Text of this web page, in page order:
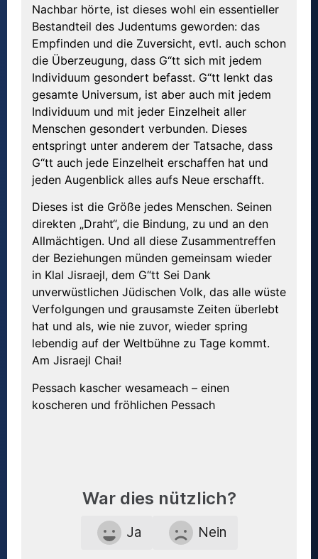
Nachbar hörte, ist dieses wohl ein essentieller
Bestandteil des Judentums geworden: das
Empfinden und die Zuversicht, evtl. auch schon
die Überzeugung, dass G“tt sich mit jedem
Individuum gesondert befasst. G“tt lenkt das
gesamte Universum, ist aber auch mit jedem
Individuum und mit jeder Einzelheit aller
Menschen gesondert verbunden. Dieses
entspringt unter anderem der Tatsache, dass
G“tt auch jede Einzelheit erschaffen hat und
jeden Augenblick alles aufs Neue erschafft.
Dieses ist die Größe jedes Menschen. Seinen
direkten „Draht“, die Bindung, zu und an den
Allmächtigen. Und all diese Zusammentreffen
der Beziehungen münden gemeinsam wieder
in Klal Jisraejl, dem G“tt Sei Dank
unverwüstlichen Jüdischen Volk, das alle wüste
Verfolgungen und grausamste Zeiten überlebt
hat und als, wie nie zuvor, wieder spring
lebendig auf der Weltbühne zu Tage kommt.
Am Jisraejl Chai!
Pessach kascher wesameach – einen
koscheren und fröhlichen Pessach
War dies nützlich?
Ja Nein